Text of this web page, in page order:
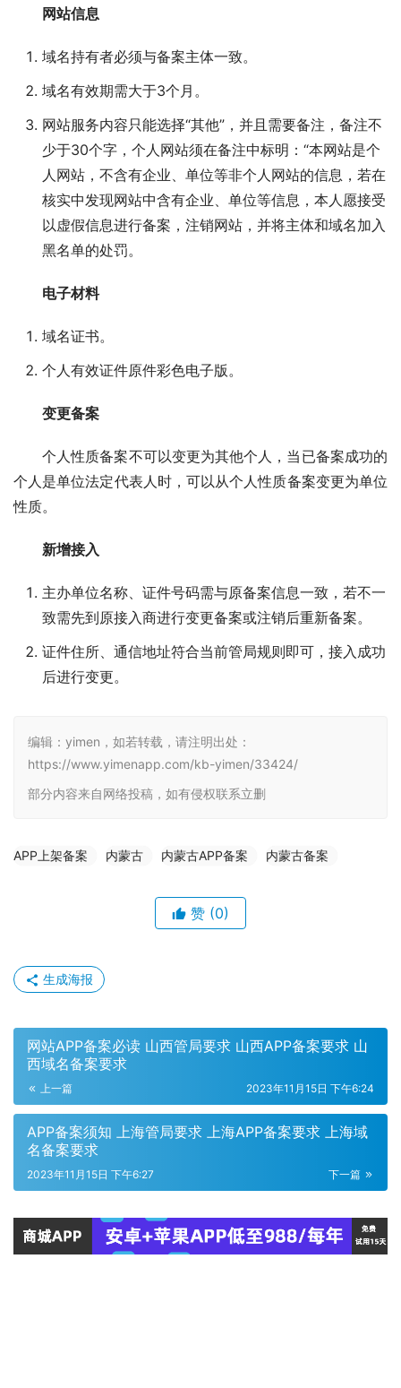
网站信息
域名持有者必须与备案主体一致。
域名有效期需大于3个月。
网站服务内容只能选择“其他”，并且需要备注，备注不
少于30个字，个人网站须在备注中标明：“本网站是个
人网站，不含有企业、单位等非个人网站的信息，若在
核实中发现网站中含有企业、单位等信息，本人愿接受
以虚假信息进行备案，注销网站，并将主体和域名加入
黑名单的处罚。
电子材料
域名证书。
个人有效证件原件彩色电子版。
变更备案
个人性质备案不可以变更为其他个人，当已备案成功的
个人是单位法定代表人时，可以从个人性质备案变更为单位
性质。
新增接入
主办单位名称、证件号码需与原备案信息一致，若不一
致需先到原接入商进行变更备案或注销后重新备案。
证件住所、通信地址符合当前管局规则即可，接入成功
后进行变更。
编辑：yimen，如若转载，请注明出处：
https://www.yimenapp.com/kb-yimen/33424/
部分内容来自网络投稿，如有侵权联系立删
APP上架备案 内蒙古 内蒙古APP备案 内蒙古备案
赞 (0)
生成海报
网站APP备案必读 山西管局要求 山西APP备案要求 山
西域名备案要求
上一篇 2023年11月15日 下午6:24
APP备案须知 上海管局要求 上海APP备案要求 上海域
名备案要求
下一篇
2023年11月15日 下午6:27